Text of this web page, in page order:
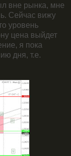
вне рынка, мне
Сейчас вижу
уровень
цена выйдет
я пока
дня, т.е.